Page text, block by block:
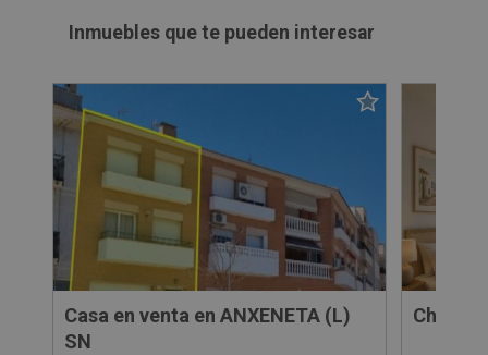
Inmuebles que te pueden interesar
Casa en venta en ANXENETA (L)
SN